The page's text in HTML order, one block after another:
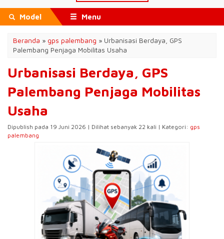
Model Menu
Beranda » gps palembang » Urbanisasi Berdaya, GPS
Palembang Penjaga Mobilitas Usaha
Urbanisasi Berdaya, GPS
Palembang Penjaga Mobilitas
Usaha
Dipublish pada 19 Juni 2026 | Dilihat sebanyak 22 kali | Kategori: gps
palembang